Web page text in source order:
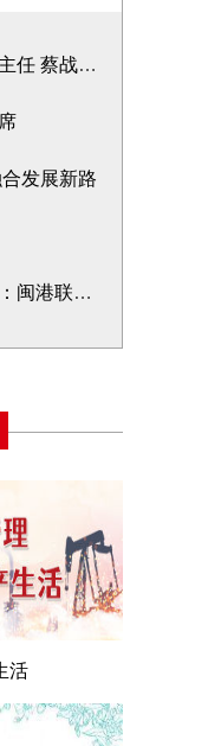
泉州市市长
发展新路
RCEP商机
活